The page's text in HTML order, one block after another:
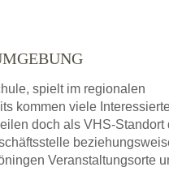
spielt im regionalen
kommen viele
doch als VHS-Standort
Veranstaltungsorte